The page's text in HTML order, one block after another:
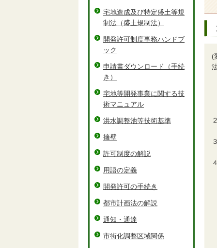
(
宅地造成及び特定盛土等規
制法（盛土規制法）
開発許可制度事務ハンドブ
ック
申請書ダウンロード（手続
き）
宅地等開発事業に関する技
術マニュアル
洪水調整池等技術基準
擁壁
許可制度の解説
用語の定義
開発許可の手続き
都市計画法の解説
通知・通達
市街化調整区域関係